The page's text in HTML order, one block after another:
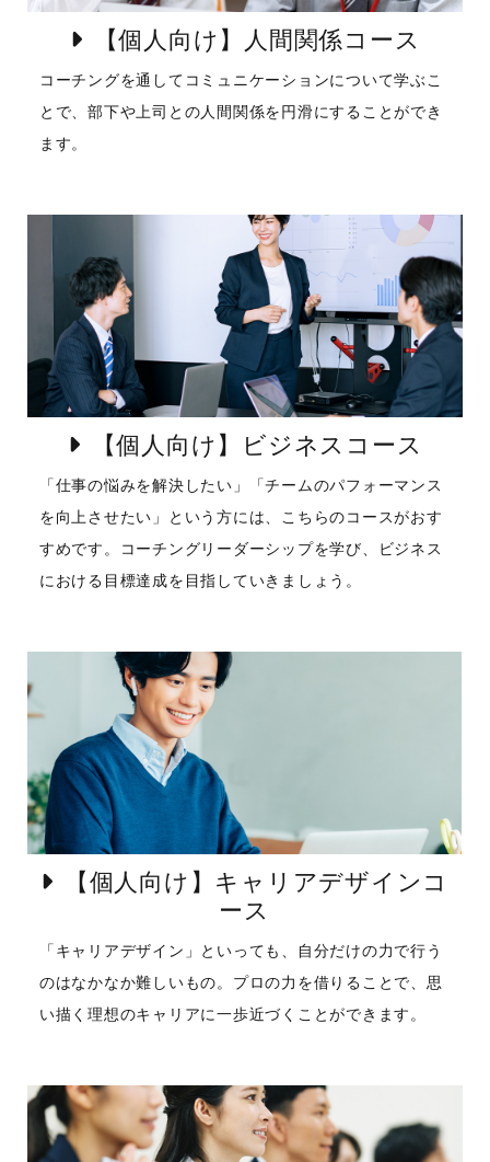
【個人向け】人間関係コース
コーチングを通してコミュニケーションについて学ぶこ
とで、部下や上司との人間関係を円滑にすることができ
ます。
【個人向け】ビジネスコース
「仕事の悩みを解決したい」「チームのパフォーマンス
を向上させたい」という方には、こちらのコースがおす
すめです。コーチングリーダーシップを学び、ビジネス
における目標達成を目指していきましょう。
【個人向け】キャリアデザインコ
ース
「キャリアデザイン」といっても、自分だけの力で行う
のはなかなか難しいもの。プロの力を借りることで、思
い描く理想のキャリアに一歩近づくことができます。